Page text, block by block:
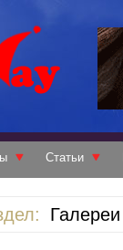
Статьи
Галереи